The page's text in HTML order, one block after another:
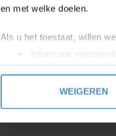
en met welke doelen.
Als u het toestaat, willen
Informatie
Uw apparaat
toestemming op elk
WEIGEREN